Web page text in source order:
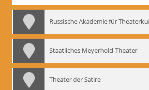
Staatliches Meyerhold-Theater
Theater der Satire